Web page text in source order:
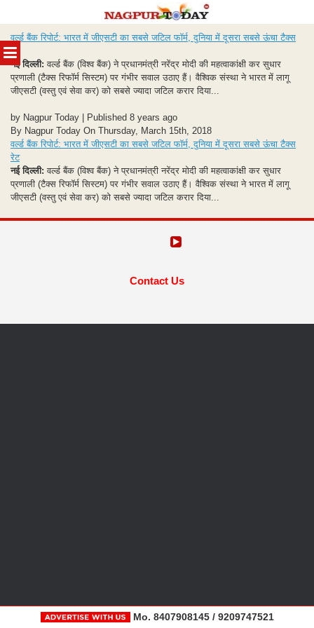
MENU
to
content
वर्ल्ड बैंक रिपोर्ट: भारत में जीएसटी का सबसे जटिल फॉर्म, दुनिया में दूसरा सबसे ऊंचा टैक्स
रेट
नई दिल्ली: वर्ल्ड बैंक (विश्व बैंक) ने प्रधानमंत्री नरेंद्र मोदी की महत्वाकांक्षी कर सुधार
प्रणाली (टैक्स रिफॉर्म सिस्टम) पर गंभीर सवाल उठाए हैं। वैश्विक संस्था ने भारत में लागू
जीएसटी (वस्तु एवं सेवा कर) को सबसे ज्यादा जटिल करार दिया...
by Nagpur Today | Published 8 years ago
By Nagpur Today On Thursday, March 15th, 2018
वर्ल्ड बैंक रिपोर्ट: भारत में जीएसटी का सबसे जटिल फॉर्म, दुनिया में दूसरा सबसे ऊंचा टैक्स
रेट
नई दिल्ली: वर्ल्ड बैंक (विश्व बैंक) ने प्रधानमंत्री नरेंद्र मोदी की महत्वाकांक्षी कर सुधार
प्रणाली (टैक्स रिफॉर्म सिस्टम) पर गंभीर सवाल उठाए हैं। वैश्विक संस्था ने भारत में लागू
जीएसटी (वस्तु एवं सेवा कर) को सबसे ज्यादा जटिल करार दिया...
Contact Us
Mo. 8407908145 / 9209747521